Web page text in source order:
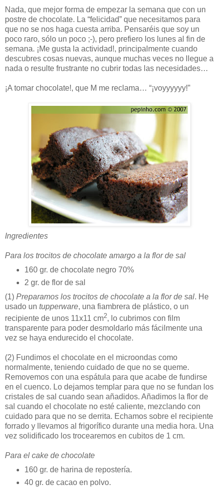
Nada, que mejor forma de empezar la semana que con un
postre de chocolate. La “felicidad” que necesitamos para
que no se nos haga cuesta arriba. Pensaréis que soy un
poco raro, sólo un poco ;-), pero prefiero los lunes al fin de
semana. ¡Me gusta la actividad!, principalmente cuando
descubres cosas nuevas, aunque muchas veces no llegue a
nada o resulte frustrante no cubrir todas las necesidades…
¡A tomar chocolate!, que M me reclama… “¡voyyyyyy!”
Ingredientes
Para los trocitos de chocolate amargo a la flor de sal
160 gr. de chocolate negro 70%
2 gr. de flor de sal
(1) Preparamos los trocitos de chocolate a la flor de sal. He
usado un tupperware, una fiambrera de plástico, o un
recipiente de unos 11x11 cm2, lo cubrimos con film
transparente para poder desmoldarlo más fácilmente una
vez se haya endurecido el chocolate.
(2) Fundimos el chocolate en el microondas como
normalmente, teniendo cuidado de que no se queme.
Removemos con una espátula para que acabe de fundirse
en el cuenco. Lo dejamos templar para que no se fundan los
cristales de sal cuando sean añadidos. Añadimos la flor de
sal cuando el chocolate no esté caliente, mezclando con
cuidado para que no se derrita. Echamos sobre el recipiente
forrado y llevamos al frigorífico durante una media hora. Una
vez solidificado los trocearemos en cubitos de 1 cm.
Para el cake de chocolate
160 gr. de harina de repostería.
40 gr. de cacao en polvo.